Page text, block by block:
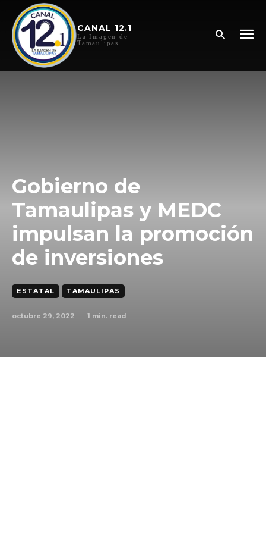
CANAL 12.1
La Imagen de
Tamaulipas
Gobierno de
Tamaulipas y MEDC
impulsan la promoción
de inversiones
ESTATAL TAMAULIPAS
octubre 29, 2022 1 min. read